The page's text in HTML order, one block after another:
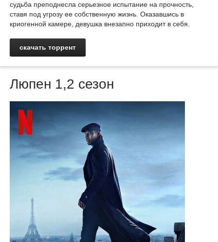
судьба преподнесла серьезное испытание на прочность,
ставя под угрозу ее собственную жизнь. Оказавшись в
криогенной камере, девушка внезапно приходит в себя.
скачать торрент
Люпен 1,2 сезон